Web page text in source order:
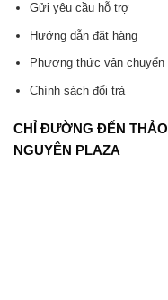
Gửi yêu cầu hỗ trợ
Hướng dẫn đặt hàng
Phương thức vận chuyển
Chính sách đổi trả
CHỈ ĐƯỜNG ĐẾN THẢO
NGUYÊN PLAZA